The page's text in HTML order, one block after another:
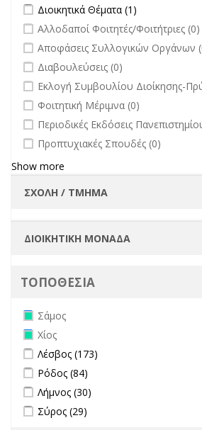
Apply Διοικητικά Θέματα filter
Διοικητικά Θέματα (1)
undefined
Αλλοδαποί Φοιτητές/Φοιτήτριες (0)
undefined
Αποφάσεις Συλλογικών Οργάνων
undefined
Διαβουλεύσεις (0)
undefined
Εκλογή Συμβουλίου Διοίκησης-
undefined
Φοιτητική Μέριμνα (0)
undefined
Περιοδικές Εκδόσεις
undefined
Προπτυχιακές Σπουδές (0)
Show more
ΤΟΠΟΘΕΣΙΑ
Remove Σάμος filter
Σάμος
Remove Χίος filter
Χίος
Apply Λέσβος filter
Λέσβος (173)
Apply Ρόδος filter
Ρόδος (84)
Apply Λήμνος filter
Λήμνος (30)
Apply Σύρος filter
Σύρος (29)